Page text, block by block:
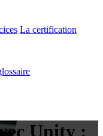
La certification
Unity :